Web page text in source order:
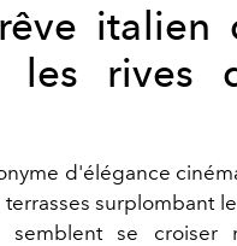
italien
les rives
d'élégance
surplombant
se croiser